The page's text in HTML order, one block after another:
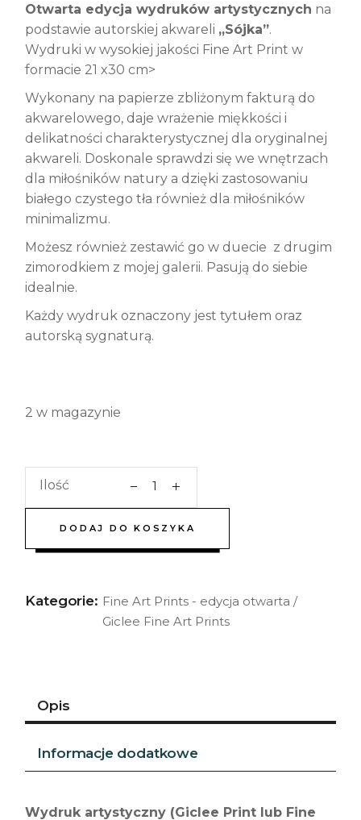
Otwarta edycja wydruków artystycznych na
podstawie autorskiej akwareli „Sójka”.
Wydruki w wysokiej jakości Fine Art Print w
formacie 21 x30 cm>
Wykonany na papierze zbliżonym fakturą do
akwarelowego, daje wrażenie miękkości i
delikatności charakterystycznej dla oryginalnej
akwareli. Doskonale sprawdzi się we wnętrzach
dla miłośników natury a dzięki zastosowaniu
białego czystego tła również dla miłośników
minimalizmu.
Możesz również zestawić go w duecie z drugim
zimorodkiem z mojej galerii. Pasują do siebie
idealnie.
Każdy wydruk oznaczony jest tytułem oraz
autorską sygnaturą.
2 w magazynie
Ilość
DODAJ DO KOSZYKA
Kategorie: Fine Art Prints - edycja otwarta /
Giclee Fine Art Prints
Opis
Informacje dodatkowe
Wydruk artystyczny (Giclee Print lub Fine